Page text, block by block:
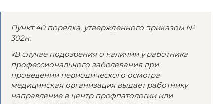
Пункт 40 порядка, утвержденного приказом №
302н:
«В случае подозрения о наличии у работника
профессионального заболевания при
проведении периодического осмотра
медицинская организация выдает работнику
направление в центр профпатологии или